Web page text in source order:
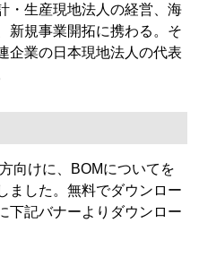
・生産現地法人の経営、海
新規事業開拓に携わる。そ
企業の日本現地法人の代表
向けに、BOMについてを
ました。無料でダウンロー
下記バナーよりダウンロー